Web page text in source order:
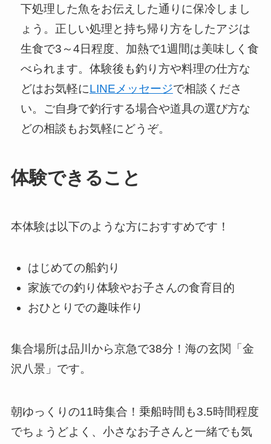
下処理した魚をお伝えした通りに保冷しまし
ょう。正しい処理と持ち帰り方をしたアジは
生食で3～4日程度、加熱で1週間は美味しく食
べられます。体験後も釣り方や料理の仕方な
どはお気軽にLINEメッセージで相談くださ
い。ご自身で釣行する場合や道具の選び方な
どの相談もお気軽にどうぞ。
体験できること
本体験は以下のような方におすすめです！
はじめての船釣り
家族での釣り体験やお子さんの食育目的
おひとりでの趣味作り
集合場所は品川から京急で38分！海の玄関「金
沢八景」です。
朝ゆっくりの11時集合！乗船時間も3.5時間程度
でちょうどよく、小さなお子さんと一緒でも気